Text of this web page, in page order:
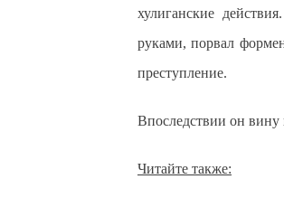
хулиганские
руками, порвал
преступление.
Впоследствии он вину
Читайте также: